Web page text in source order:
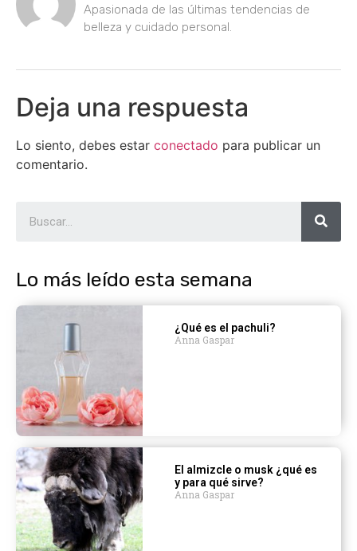
Apasionada de las últimas tendencias de
belleza y cuidado personal.
Deja una respuesta
Lo siento, debes estar conectado para publicar un
comentario.
Lo más leído esta semana
¿Qué es el pachuli?
Anna Gaspar
El almizcle o musk ¿qué es
y para qué sirve?
Anna Gaspar